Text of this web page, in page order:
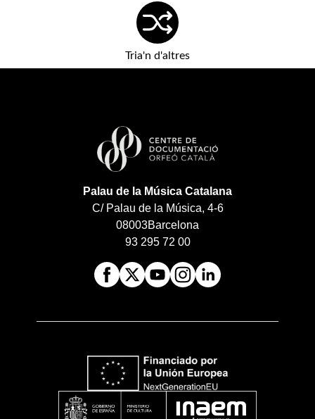
Tria'n d'altres
Palau de la Música Catalana
C/ Palau de la Música, 4-6
08003Barcelona
93 295 72 00